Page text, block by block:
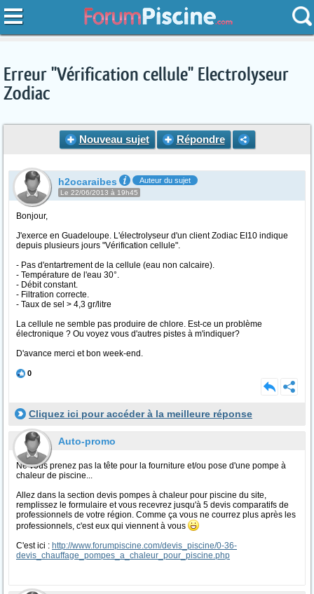
Erreur "Vérification cellule" Electrolyseur
Zodiac
Nouveau sujet Répondre
h2ocaraibes Auteur du sujet
Le 22/06/2013 à 19h45
Bonjour,
J'exerce en Guadeloupe. L'électrolyseur d'un client Zodiac EI10 indique
depuis plusieurs jours "Vérification cellule".
- Pas d'entartrement de la cellule (eau non calcaire).
- Température de l'eau 30°.
- Débit constant.
- Filtration correcte.
- Taux de sel > 4,3 gr/litre
La cellule ne semble pas produire de chlore. Est-ce un problème
électronique ? Ou voyez vous d'autres pistes à m'indiquer?
D'avance merci et bon week-end.
0
Cliquez ici pour accéder à la meilleure réponse
Auto-promo
Ne vous prenez pas la tête pour la fourniture et/ou pose d'une pompe à
chaleur de piscine...
Allez dans la section devis pompes à chaleur pour piscine du site,
remplissez le formulaire et vous recevrez jusqu'à 5 devis comparatifs de
professionnels de votre région. Comme ça vous ne courrez plus après les
professionnels, c'est eux qui viennent à vous
C'est ici : http://www.forumpiscine.com/devis_piscine/0-36-
devis_chauffage_pompes_a_chaleur_pour_piscine.php